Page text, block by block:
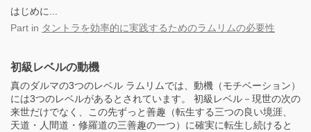
はじめに...
Part in タントラを効率的に実践するためのラムリムの必要性
初級レベルの動機
真のダルマの3つのレベル ラムリムでは、動機（モチベーション）
には3つのレベルがあるとされています。 初級レベル－現世の次の
来世だけでなく、この先ずっと善趣（転生する三つの良い境涯、
天道・人間道・修羅道の三善趣の一つ）に確実に転生し続けると